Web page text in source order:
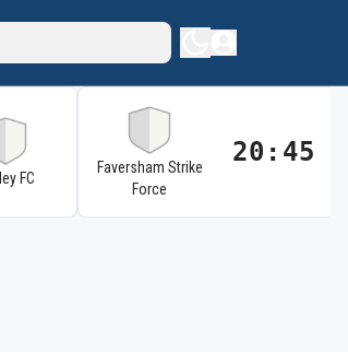
FC
Faversham Strike
Force
20:45